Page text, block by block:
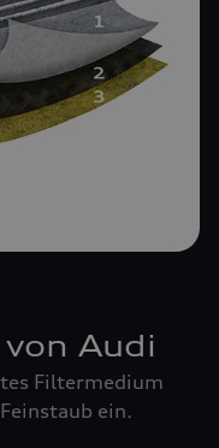
Audi
Filtermedium
ein.